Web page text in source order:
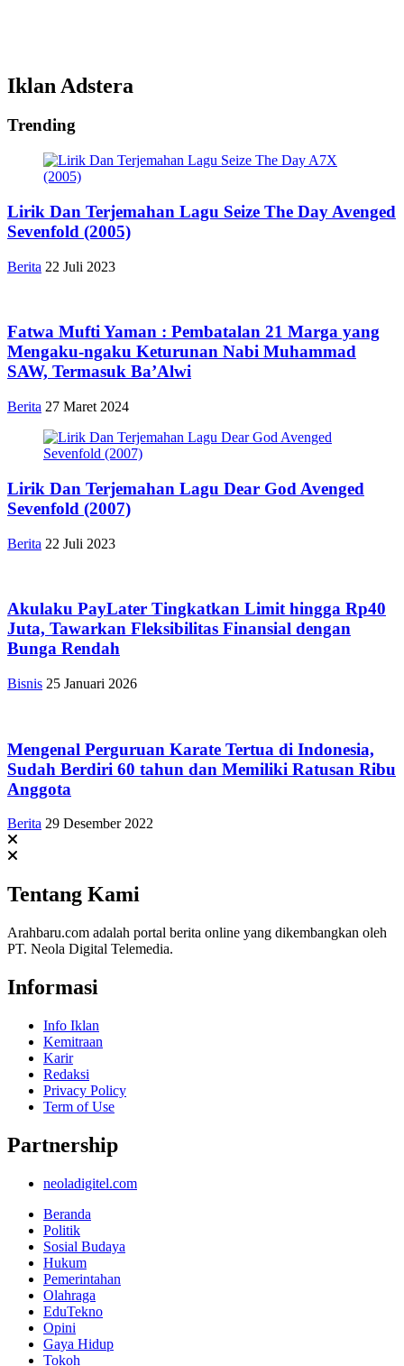
Iklan Adstera
Trending
Lirik Dan Terjemahan Lagu Seize The Day Avenged
Sevenfold (2005)
Berita 22 Juli 2023
Fatwa Mufti Yaman : Pembatalan 21 Marga yang
Mengaku-ngaku Keturunan Nabi Muhammad
SAW, Termasuk Ba’Alwi
Berita 27 Maret 2024
Lirik Dan Terjemahan Lagu Dear God Avenged
Sevenfold (2007)
Berita 22 Juli 2023
Akulaku PayLater Tingkatkan Limit hingga Rp40
Juta, Tawarkan Fleksibilitas Finansial dengan
Bunga Rendah
Bisnis 25 Januari 2026
Mengenal Perguruan Karate Tertua di Indonesia,
Sudah Berdiri 60 tahun dan Memiliki Ratusan Ribu
Anggota
Berita 29 Desember 2022
Tentang Kami
Arahbaru.com adalah portal berita online yang dikembangkan oleh
PT. Neola Digital Telemedia.
Informasi
Info Iklan
Kemitraan
Karir
Redaksi
Privacy Policy
Term of Use
Partnership
neoladigitel.com
Beranda
Politik
Sosial Budaya
Hukum
Pemerintahan
Olahraga
EduTekno
Opini
Gaya Hidup
Tokoh